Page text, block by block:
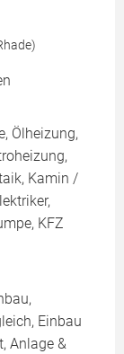
Ölheizung,
Kamin /
KFZ
Einbau
Anlage &